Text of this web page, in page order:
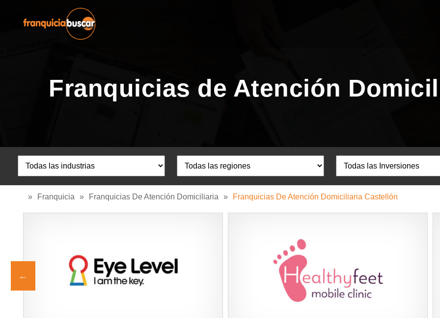
Franquicias de Atención
» Franquicia » Franquicias De Atención Domiciliaria » Franquicias De Atención Domiciliaria Castellón